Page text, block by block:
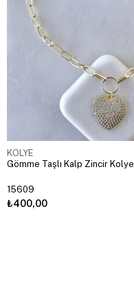
KOLYE
Gömme Taşlı Kalp Zincir Kolye
15609
₺400,00